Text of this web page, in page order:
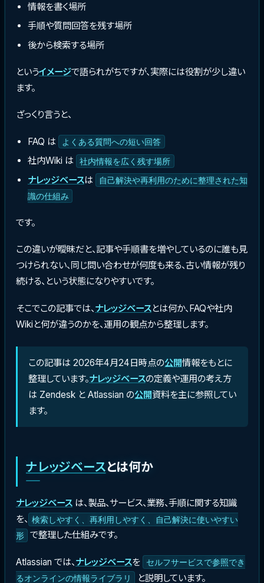
情報を書く場所
手順や質問回答を残す場所
後から検索する場所
というイメージで語られがちですが、実際には役割が少し違い
ます。
ざっくり言うと、
FAQ は よくある質問への短い回答
社内Wiki は 社内情報を広く残す場所
ナレッジベースは
自己解決や再利用のために整理された知
識の仕組み
です。
この違いが曖昧だと、記事や手順書を増やしているのに誰も見
つけられない、同じ問い合わせが何度も来る、古い情報が残り
続ける、という状態になりやすいです。
そこでこの記事では、 ナレッジベースとは何か、FAQや社内
Wikiと何が違うのかを、運用の観点から整理します。
この記事は 2026年4月24日時点の公開情報をもとに
整理しています。ナレッジベースの定義や運用の考え方
は Zendesk と Atlassian の公開資料を主に参照してい
ます。
ナレッジベースとは何か
ナレッジベース は、製品、サービス、業務、手順に関する知識
を、 検索しやすく、再利用しやすく、自己解決に使いやすい
形 で整理した仕組みです。
Atlassian では、 ナレッジベースを
セルフサービスで参照でき
るオンラインの情報ライブラリ
と説明しています。